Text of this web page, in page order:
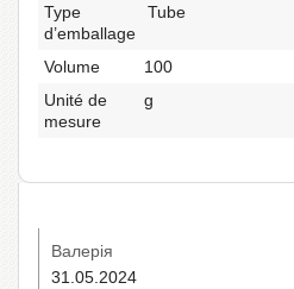
Type
d’emballage
Tube
Volume
100
Unité de
mesure
g
Валерія
31.05.2024